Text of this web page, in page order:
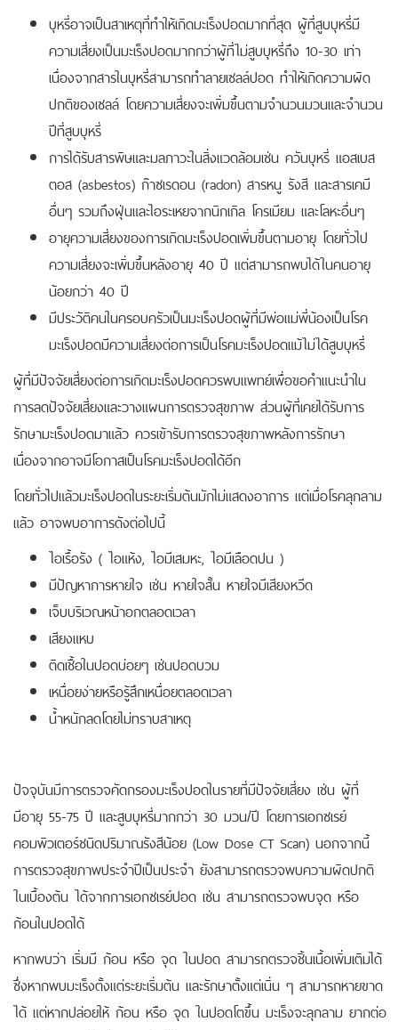
บุหรี่อาจเป็นสาเหตุที่ทำให้เกิดมะเร็งปอดมากที่สุด ผู้ที่สูบบุหรี่มี
ความเสี่ยงเป็นมะเร็งปอดมากกว่าผู้ที่ไม่สูบบุหรี่ถึง 10-30 เท่า
เนื่องจากสารในบุหรี่สามารถทำลายเซลล์ปอด ทำให้เกิดความผิด
ปกติของเซลล์ โดยความเสี่ยงจะเพิ่มขึ้นตามจำนวนมวนและจำนวน
ปีที่สูบบุหรี่
การได้รับสารพิษและมลภาวะในสิ่งแวดล้อมเช่น ควันบุหรี่ แอสเบส
ตอส (asbestos) ก๊าซเรดอน (radon) สารหนู รังสี และสารเคมี
อื่นๆ รวมถึงฝุ่นและไอระเหยจากนิกเกิล โครเมียม และโลหะอื่นๆ
อายุความเสี่ยงของการเกิดมะเร็งปอดเพิ่มขึ้นตามอายุ โดยทั่วไป
ความเสี่ยงจะเพิ่มขึ้นหลังอายุ 40 ปี แต่สามารถพบได้ในคนอายุ
น้อยกว่า 40 ปี
มีประวัติคนในครอบครัวเป็นมะเร็งปอดผู้ที่มีพ่อแม่พี่น้องเป็นโรค
มะเร็งปอดมีความเสี่ยงต่อการเป็นโรคมะเร็งปอดแม้ไม่ได้สูบบุหรี่
ผู้ที่มีปัจจัยเสี่ยงต่อการเกิดมะเร็งปอดควรพบแพทย์เพื่อขอคำแนะนำใน
การลดปัจจัยเสี่ยงและวางแผนการตรวจสุขภาพ ส่วนผู้ที่เคยได้รับการ
รักษามะเร็งปอดมาแล้ว ควรเข้ารับการตรวจสุขภาพหลังการรักษา
เนื่องจากอาจมีโอกาสเป็นโรคมะเร็งปอดได้อีก
โดยทั่วไปแล้วมะเร็งปอดในระยะเริ่มต้นมักไม่แสดงอาการ แต่เมื่อโรคลุกลาม
แล้ว อาจพบอาการดังต่อไปนี้
ไอเรื้อรัง ( ไอแห้ง, ไอมีเสมหะ, ไอมีเลือดปน )
มีปัญหาการหายใจ เช่น หายใจสั้น หายใจมีเสียงหวีด
เจ็บบริเวณหน้าอกตลอดเวลา
เสียงแหบ
ติดเชื้อในปอดบ่อยๆ เช่นปอดบวม
เหนื่อยง่ายหรือรู้สึกเหนื่อยตลอดเวลา
น้ำหนักลดโดยไม่ทราบสาเหตุ
ปัจจุบันมีการตรวจคัดกรองมะเร็งปอดในรายที่มีปัจจัยเสี่ยง เช่น ผู้ที่
มีอายุ 55-75 ปี และสูบบุหรี่มากกว่า 30 มวน/ปี โดยการเอกซเรย์
คอมพิวเตอร์ชนิดปริมาณรังสีน้อย (Low Dose CT Scan) นอกจากนี้
การตรวจสุขภาพประจำปีเป็นประจำ ยังสามารถตรวจพบความผิดปกติ
ในเบื้องต้น ได้จากการเอกซเรย์ปอด เช่น สามารถตรวจพบจุด หรือ
ก้อนในปอดได้
หากพบว่า เริ่มมี ก้อน หรือ จุด ในปอด สามารถตรวจชิ้นเนื้อเพิ่มเติมได้
ซึ่งหากพบมะเร็งตั้งแต่ระยะเริ่มต้น และรักษาตั้งแต่เนิ่น ๆ สามารถหายขาด
ได้ แต่หากปล่อยให้ ก้อน หรือ จุด ในปอดโตขึ้น มะเร็งจะลุกลาม ยากต่อ